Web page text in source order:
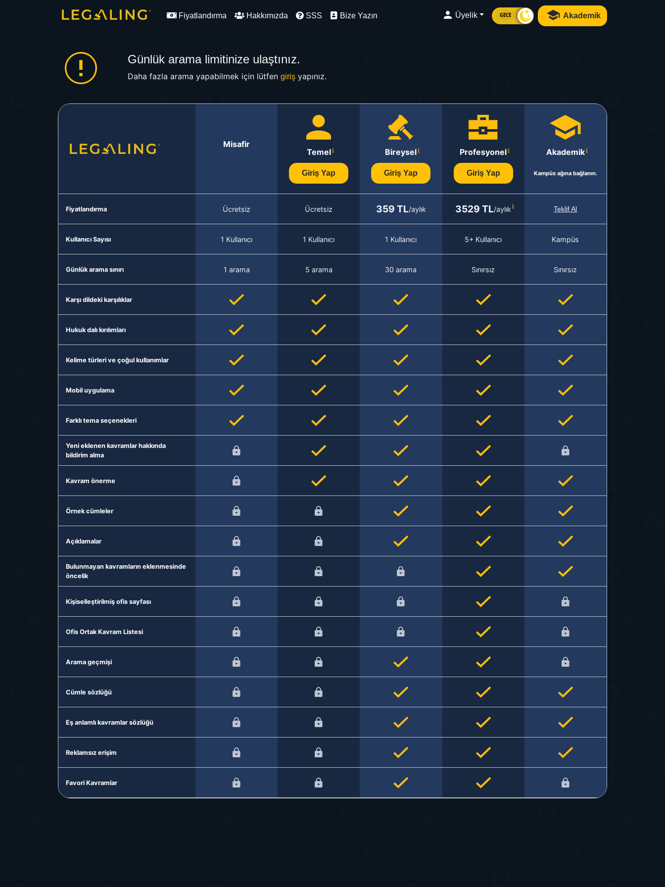
Fiyatlandırma Hakkımızda SSS Bize Yazın Üyelik GECE Akademik
Günlük arama limitinize ulaştınız.
Daha fazla arama yapabilmek için lütfen girişyapınız.
Misafir
Temel
Giriş Yap
Bireysel
Giriş Yap
Profesyonel
Giriş Yap
Akademik
Kampüs ağına bağlanın.
Fiyatlandırma Ücretsiz Ücretsiz 359 TL/aylık 3529 TL/aylık Teklif Al
Kullanıcı Sayısı 1 Kullanıcı 1 Kullanıcı 1 Kullanıcı 5+ Kullanıcı Kampüs
Günlük arama sınırı 1 arama 5 arama 30 arama Sınırsız Sınırsız
Karşı dildeki karşılıklar
Hukuk dalı kırılımları
Kelime türleri ve çoğul kullanımlar
Mobil uygulama
Farklı tema seçenekleri
Yeni eklenen kavramlar hakkında
bildirim alma
Kavram önerme
Örnek cümleler
Açıklamalar
Bulunmayan kavramların eklenmesinde
öncelik
Kişiselleştirilmiş ofis sayfası
Ofis Ortak Kavram Listesi
Arama geçmişi
Cümle sözlüğü
Eş anlamlı kavramlar sözlüğü
Reklamsız erişim
Favori Kavramlar